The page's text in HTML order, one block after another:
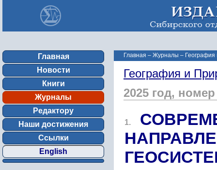
Главная
Новости
Книги
Журналы
Редактору
Наши достижения
Ссылки
English
Главная – Журналы –
География и
2025 год,
1.